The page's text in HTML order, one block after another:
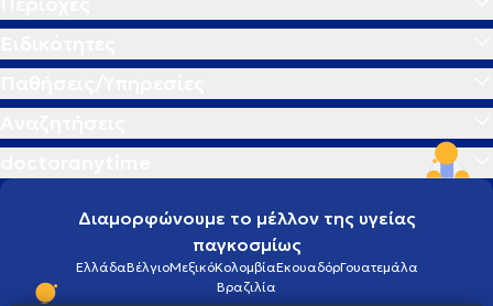
Διαμορφώνουμε το μέλλον της υγείας
παγκοσμίως
ΕλλάδαΒέλγιοΜεξικόΚολομβίαΕκουαδόρΓουατεμάλα
Βραζιλία